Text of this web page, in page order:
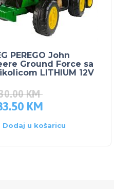
PEREGO John
Ground Force sa
LITHIUM 12V
KM
KM
Dodaj u košaricu